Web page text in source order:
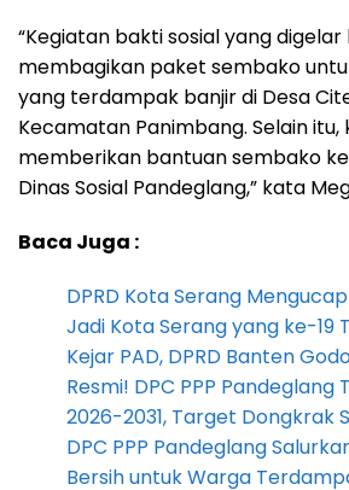
“Kegiatan bakti sosial yang digelar
membagikan paket sembako
yang terdampak banjir di Desa
Kecamatan Panimbang. Selain itu,
memberikan bantuan sembako
Dinas Sosial Pandeglang,” kata
Baca Juga :
DPRD Kota Serang
Jadi Kota Serang yang ke-19
Kejar PAD, DPRD Banten
Resmi! DPC PPP Pandeglang
2026-2031, Target Dongkrak
DPC PPP Pandeglang
Bersih untuk Warga